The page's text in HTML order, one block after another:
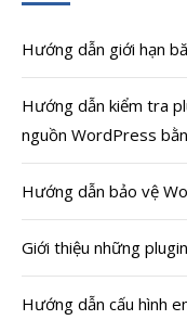
Hướng dẫn giới hạn
Hướng dẫn kiểm tra
nguồn WordPress
Hướng dẫn bảo vệ
Giới thiệu những
Hướng dẫn cấu hình